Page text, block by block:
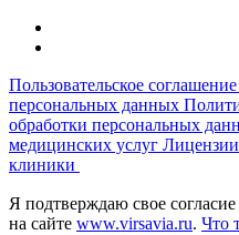
Пользовательское соглашение
персональных данных
обработки персональных
медицинских услуг Лицензии
клиники
Я подтверждаю свое
на сайте www.virsavia.ru. Что